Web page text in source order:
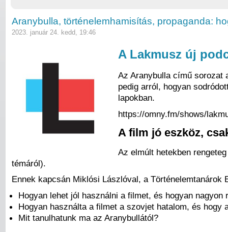
Aranybulla, történelemhamisítás, propaganda:
2023. január 24. kedd, 19:46
A Lakmusz új
Az Aranybulla című sorozat
pedig arról, hogyan
lapokban.
https://omny.fm/shows/
A film jó eszköz,
Az elmúlt hetekben
témáról).
Ennek kapcsán Miklósi Lászlóval, a
Hogyan lehet jól használni a filmet, és hogyan
Hogyan használta a filmet a szovjet hatalom, és hogy
Mit tanulhatunk ma az Aranybullától?